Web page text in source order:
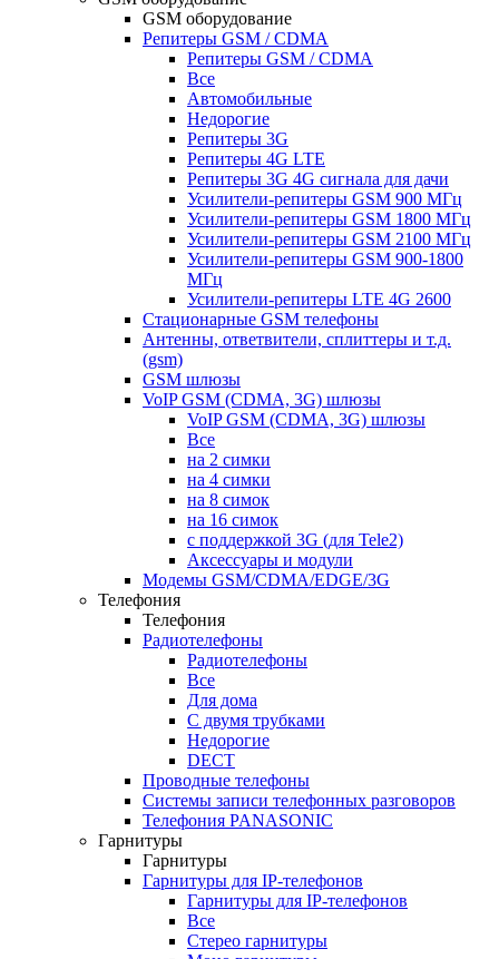
GSM оборудование
Репитеры GSM / CDMA
Репитеры GSM / CDMA
Все
Автомобильные
Недорогие
Репитеры 3G
Репитеры 4G LTE
Репитеры 3G 4G сигнала для дачи
Усилители-репитеры GSM 900 МГц
Усилители-репитеры GSM 1800 МГц
Усилители-репитеры GSM 2100 МГц
Усилители-репитеры GSM 900-1800
МГц
Усилители-репитеры LTE 4G 2600
Стационарные GSM телефоны
Антенны, ответвители, сплиттеры и т.д.
(gsm)
GSM шлюзы
VoIP GSM (CDMA, 3G) шлюзы
VoIP GSM (CDMA, 3G) шлюзы
Все
на 2 симки
на 4 симки
на 8 симок
на 16 симок
с поддержкой 3G (для Tele2)
Аксессуары и модули
Модемы GSM/CDMA/EDGE/3G
Телефония
Телефония
Радиотелефоны
Радиотелефоны
Все
Для дома
С двумя трубками
Недорогие
DECT
Проводные телефоны
Системы записи телефонных разговоров
Телефония PANASONIC
Гарнитуры
Гарнитуры
Гарнитуры для IP-телефонов
Гарнитуры для IP-телефонов
Все
Стерео гарнитуры